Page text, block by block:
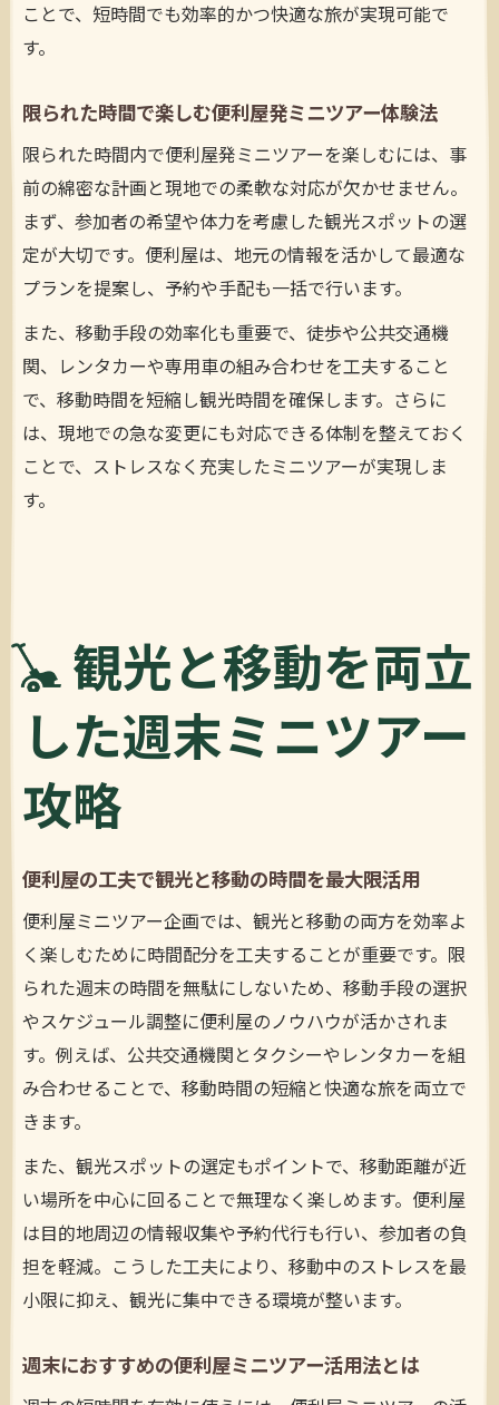
ことで、短時間でも効率的かつ快適な旅が実現可能で
す。
限られた時間で楽しむ便利屋発ミニツアー体験法
限られた時間内で便利屋発ミニツアーを楽しむには、事
前の綿密な計画と現地での柔軟な対応が欠かせません。
まず、参加者の希望や体力を考慮した観光スポットの選
定が大切です。便利屋は、地元の情報を活かして最適な
プランを提案し、予約や手配も一括で行います。
また、移動手段の効率化も重要で、徒歩や公共交通機
関、レンタカーや専用車の組み合わせを工夫すること
で、移動時間を短縮し観光時間を確保します。さらに
は、現地での急な変更にも対応できる体制を整えておく
ことで、ストレスなく充実したミニツアーが実現しま
す。
観光と移動を両立
した週末ミニツアー
攻略
便利屋の工夫で観光と移動の時間を最大限活用
便利屋ミニツアー企画では、観光と移動の両方を効率よ
く楽しむために時間配分を工夫することが重要です。限
られた週末の時間を無駄にしないため、移動手段の選択
やスケジュール調整に便利屋のノウハウが活かされま
す。例えば、公共交通機関とタクシーやレンタカーを組
み合わせることで、移動時間の短縮と快適な旅を両立で
きます。
また、観光スポットの選定もポイントで、移動距離が近
い場所を中心に回ることで無理なく楽しめます。便利屋
は目的地周辺の情報収集や予約代行も行い、参加者の負
担を軽減。こうした工夫により、移動中のストレスを最
小限に抑え、観光に集中できる環境が整います。
週末におすすめの便利屋ミニツアー活用法とは